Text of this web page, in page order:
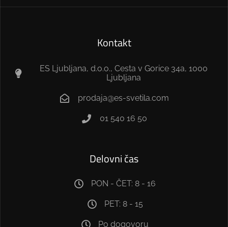
Kontakt
ES Ljubljana, d.o.o., Cesta v Gorice 34a, 1000
Ljubljana
prodaja@es-svetila.com
01 540 16 50
Delovni čas
PON - ČET: 8 - 16
PET: 8 - 15
Po dogovoru